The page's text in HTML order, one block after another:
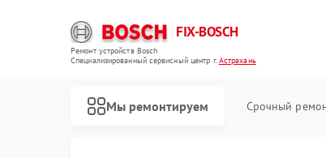
FIX-BOSCH
Ремонт устройств Bosch
Специализированный cервисный центр г.Астрахань
Мы ремонтируем Срочный